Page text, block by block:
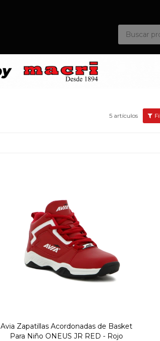
5 artículos
Avia Zapatillas Acordonadas de Basket
Para Niño ONEUS JR RED - Rojo